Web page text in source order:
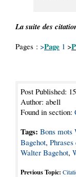
La suite des
Pages : >Page 1 >
Post Published:
Author: abell
Found in section:
Tags: Bons mots
Bagehot,
Walter Bagehot,
Previous Topic: